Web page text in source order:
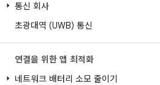
통신 회사
초광대역 (UWB) 통신
연결을 위한 앱 최적화
네트워크 배터리 소모 줄이기